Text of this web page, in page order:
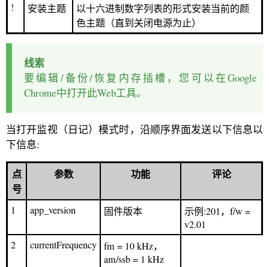
!
安装主题
以十六进制数字列表的形式安装当前的颜
色主题（直到关闭电源为止）
线索
要编辑/备份/恢复内存插槽，您可以在Google
Chrome中打开此Web工具。
当打开监视（日记）模式时，沿顺序界面发送以下信息以
下信息:
点
号
参数 功能 评论
1 app_version 固件版本
示例:201，f/w =
v2.01
2
currentFrequency fm = 10 kHz，
am/ssb = 1 kHz